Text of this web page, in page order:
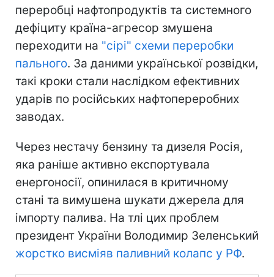
переробці нафтопродуктів та системного
дефіциту країна-агресор змушена
переходити на "сірі" схеми переробки
пального. За даними української розвідки,
такі кроки стали наслідком ефективних
ударів по російських нафтопереробних
заводах.
Через нестачу бензину та дизеля Росія,
яка раніше активно експортувала
енергоносії, опинилася в критичному
стані та вимушена шукати джерела для
імпорту палива. На тлі цих проблем
президент України Володимир Зеленський
жорстко висміяв паливний колапс у РФ.